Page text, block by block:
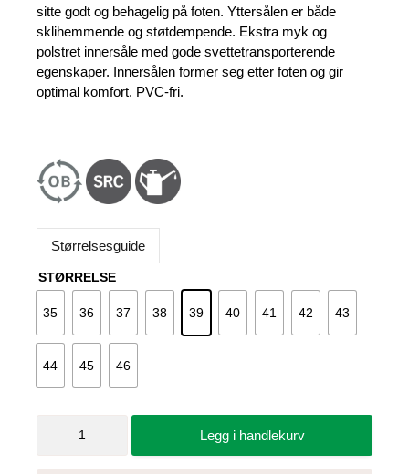
sitte godt og behagelig på foten. Yttersålen er både
sklihemmende og støtdempende. Ekstra myk og
polstret innersåle med gode svettetransporterende
egenskaper. Innersålen former seg etter foten og gir
optimal komfort. PVC-fri.
Størrelsesguide
STØRRELSE
35 36 37 38 39 40 41 42 43
44 45 46
Legg i handlekurv